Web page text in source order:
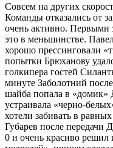
Совсем на других
Команды отказались от
очень активно. Первыми
это в меньшинстве.
хорошо прессинговали
попытки Брюханову
голкипера гостей
минуте Заболотний
шайба попала в
устраивала «черно-
хотели забивать в
Губарев после передачи
0 и очень красиво решил